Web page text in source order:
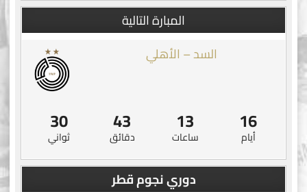
المبارة التالية
السد – الأهلي
16
أيام
13
ساعات
43
دقائق
30
ثواني
دوري نجوم قطر